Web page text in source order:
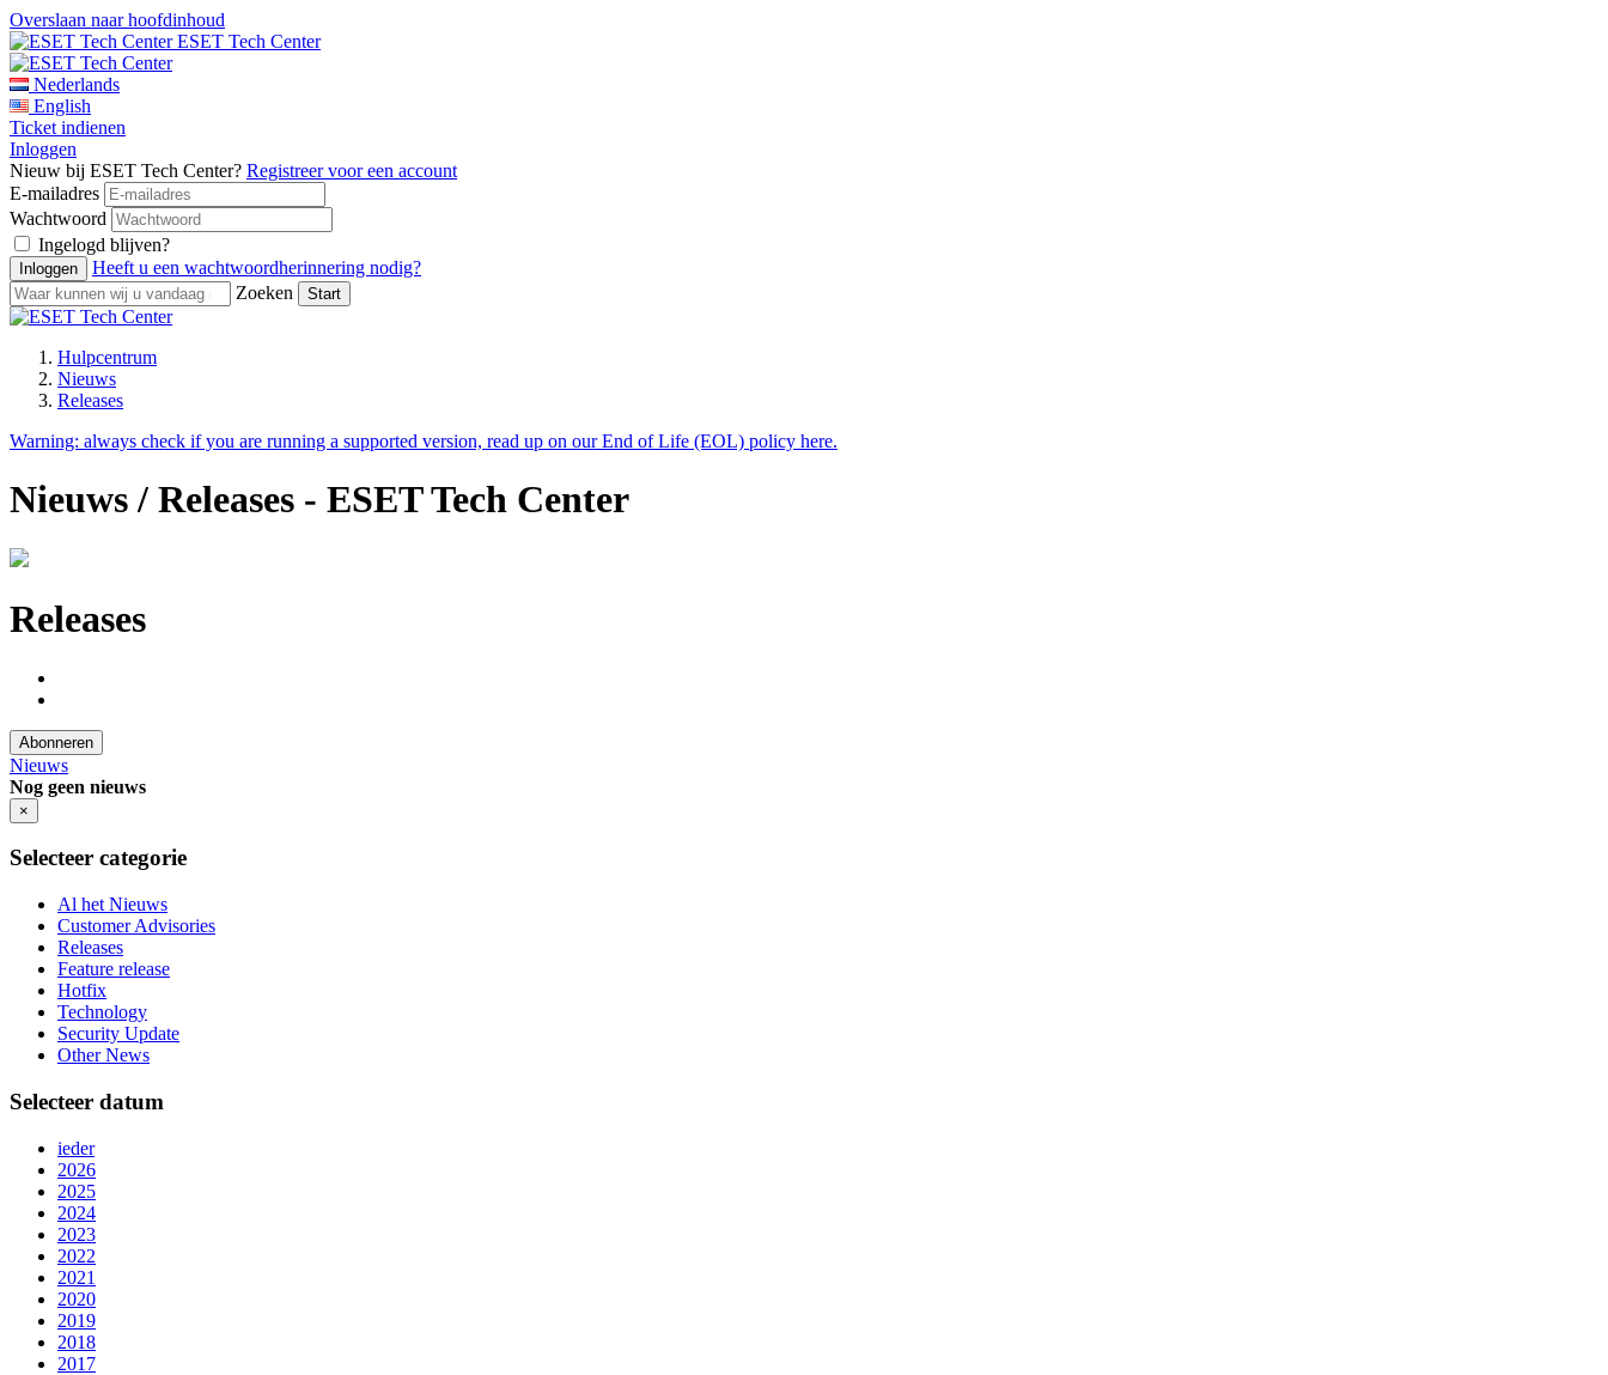
Overslaan naar hoofdinhoud
ESET Tech Center
Nederlands
English
Ticket indienen
Inloggen
Nieuw bij ESET Tech Center? Registreer voor een account
E-mailadres
Wachtwoord
Ingelogd blijven?
Heeft u een wachtwoordherinnering nodig?
Zoeken
Hulpcentrum
Nieuws
Releases
Warning: always check if you are running a supported version, read up on our End of Life (EOL) policy here.
Nieuws / Releases - ESET Tech Center
Releases
Abonneren
Nieuws
Nog geen nieuws
×
Selecteer categorie
Al het Nieuws
Customer Advisories
Releases
Feature release
Hotfix
Technology
Security Update
Other News
Selecteer datum
ieder
2026
2025
2024
2023
2022
2021
2020
2019
2018
2017